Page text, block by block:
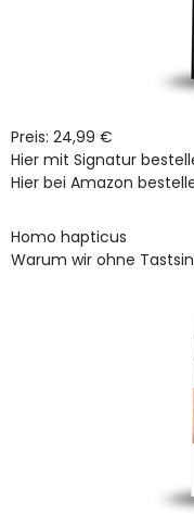
Preis: 24,99 €
Hier mit Signatur
Hier bei Amazon
Homo hapticus
Warum wir ohne